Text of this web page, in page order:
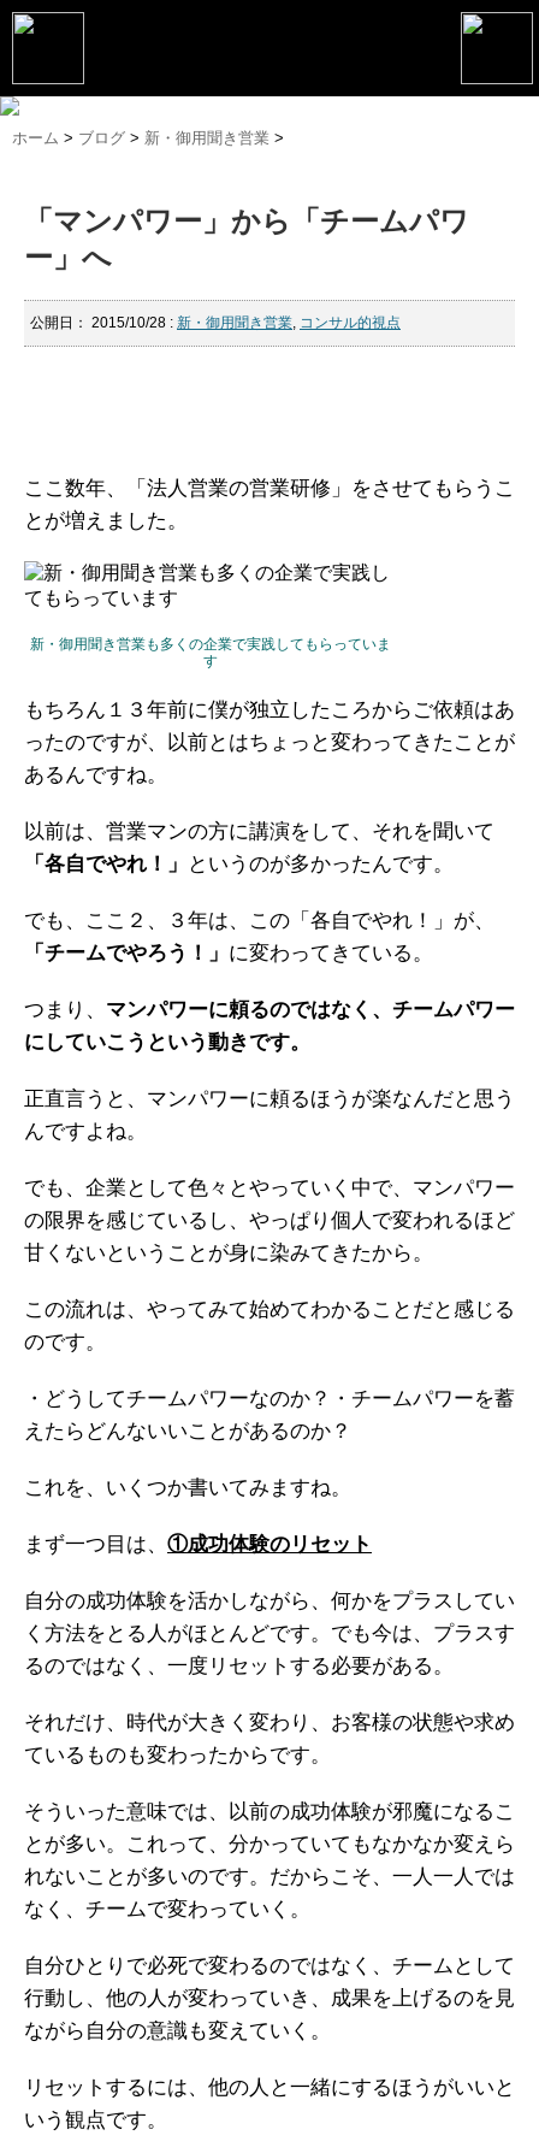
トップページ
松野恵介のブログ
会社概要
スケジュール
マーケティング塾
書籍
ガイアの実績
ホーム > ブログ > 新・御用聞き営業 >
「マンパワー」から「チームパワ
ー」へ
公開日： 2015/10/28 : 新・御用聞き営業, コンサル的視点
ここ数年、「法人営業の営業研修」をさせてもらうこ
とが増えました。
新・御用聞き営業も多くの企業で実践してもらっていま
す
もちろん１３年前に僕が独立したころからご依頼はあ
ったのですが、以前とはちょっと変わってきたことが
あるんですね。
以前は、営業マンの方に講演をして、それを聞いて
「各自でやれ！」
というのが多かったんです。
でも、ここ２、３年は、この「各自でやれ！」が、
「チームでやろう！」 に変わってきている。
つまり、 マンパワーに頼るのではなく、チームパワー
にしていこうという動きです。
正直言うと、マンパワーに頼るほうが楽なんだと思う
んですよね。
でも、企業として色々とやっていく中で、マンパワー
の限界を感じているし、やっぱり個人で変われるほど
甘くないということが身に染みてきたから。
この流れは、やってみて始めてわかることだと感じる
のです。
・どうしてチームパワーなのか？ ・チームパワーを蓄
えたらどんないいことがあるのか？
これを、いくつか書いてみますね。
まず一つ目は、 ①成功体験のリセット
自分の成功体験を活かしながら、何かをプラスしてい
く方法をとる人がほとんどです。でも今は、プラスす
るのではなく、一度リセットする必要がある。
それだけ、時代が大きく変わり、お客様の状態や求め
ているものも変わったからです。
そういった意味では、以前の成功体験が邪魔になるこ
とが多い。
これって、分かっていてもなかなか変えら
れないことが多いのです。だからこそ、一人一人では
なく、チームで変わっていく。
自分ひとりで必死で変わるのではなく、チームとして
行動し、他の人が変わっていき、成果を上げるのを見
ながら自分の意識も変えていく。
リセットするには、他の人と一緒にするほうがいいと
いう観点です。